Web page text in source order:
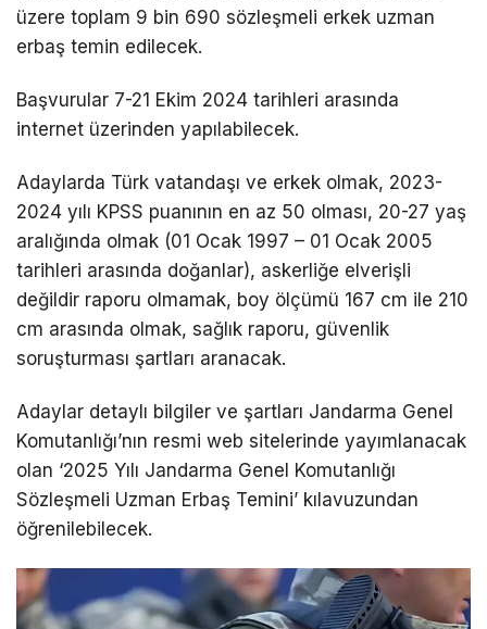
LinkedIn
üzere toplam 9 bin 690 sözleşmeli erkek uzman
erbaş temin edilecek.
Başvurular 7-21 Ekim 2024 tarihleri arasında
internet üzerinden yapılabilecek.
Adaylarda Türk vatandaşı ve erkek olmak, 2023-
2024 yılı KPSS puanının en az 50 olması, 20-27 yaş
aralığında olmak (01 Ocak 1997 – 01 Ocak 2005
tarihleri arasında doğanlar), askerliğe elverişli
değildir raporu olmamak, boy ölçümü 167 cm ile 210
cm arasında olmak, sağlık raporu, güvenlik
soruşturması şartları aranacak.
Adaylar detaylı bilgiler ve şartları Jandarma Genel
Komutanlığı’nın resmi web sitelerinde yayımlanacak
olan ‘2025 Yılı Jandarma Genel Komutanlığı
Sözleşmeli Uzman Erbaş Temini’ kılavuzundan
öğrenilebilecek.